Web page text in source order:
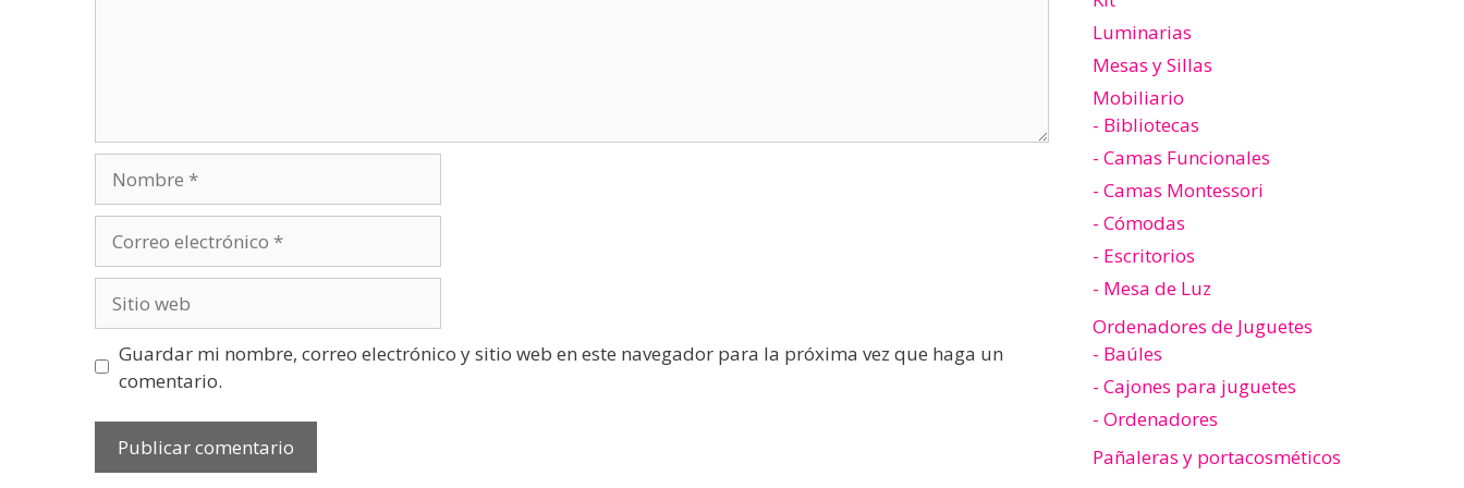
electrónico
web
Guardar mi nombre, correo electrónico y sitio web en este navegador para la próxima vez que haga un
comentario.
Luminarias
Mesas y Sillas
Mobiliario
- Bibliotecas
- Camas Funcionales
- Camas Montessori
- Cómodas
- Escritorios
- Mesa de Luz
Ordenadores de Juguetes
- Baúles
- Cajones para juguetes
- Ordenadores
Pañaleras y portacosméticos